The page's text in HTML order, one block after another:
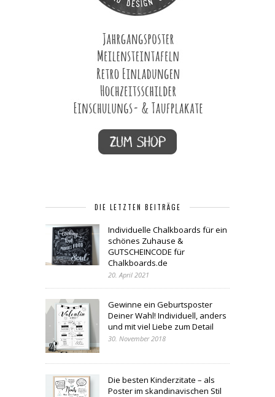
DIE LETZTEN BEITRÄGE
Individuelle Chalkboards für ein
schönes Zuhause &
GUTSCHEINCODE für
Chalkboards.de
20. April 2021
Gewinne ein Geburtsposter
Deiner Wahl! Individuell, anders
und mit viel Liebe zum Detail
30. November 2018
Die besten Kinderzitate – als
Poster im skandinavischen Stil